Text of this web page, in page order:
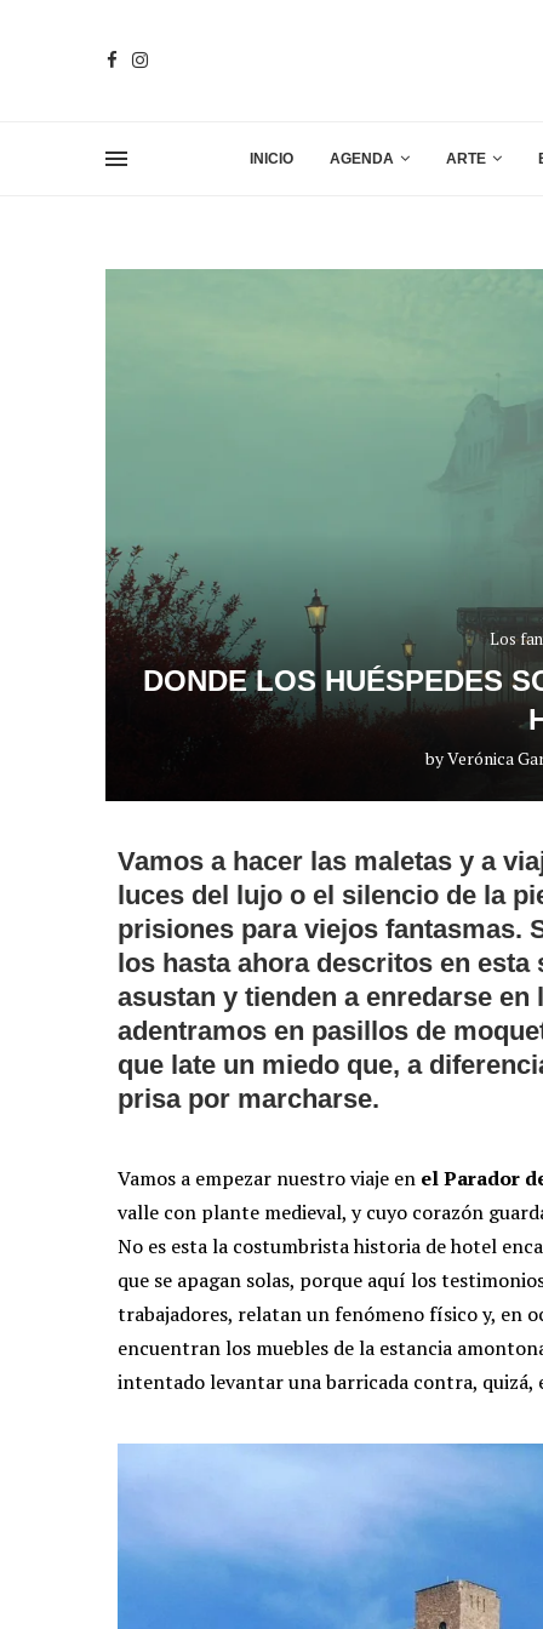
INICIO AGENDA ARTE
Los
DONDE LOS HUÉSPEDES
byVerónica
Vamos a hacer las maletas y a
luces del lujo o el silencio de la
prisiones para viejos fantasmas.
los hasta ahora descritos en
asustan y tienden a enredarse
adentramos en pasillos de
que late un miedo que, a
prisa por marcharse.
Vamos a empezar nuestro viaje en el Parador
valle con plante medieval, y cuyo corazón
No es esta la costumbrista historia de hotel
que se apagan solas, porque aquí los
trabajadores, relatan un fenómeno físico y, en
encuentran los muebles de la estancia
intentado levantar una barricada contra, quizá,